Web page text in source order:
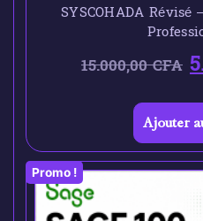
SYSCOHADA
15.000,00CFA
Ajouter
Promo !